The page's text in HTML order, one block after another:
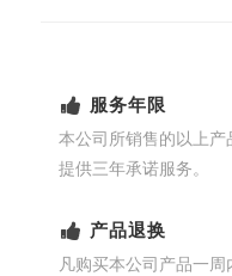
服务年限
本公司所销售的以上
提供三年承诺服务。
产品退换
凡购买本公司产品一周